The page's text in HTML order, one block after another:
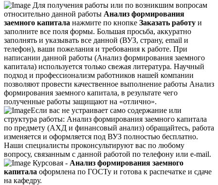
Для получения работы или по возникшим вопросам
относительно данной работы Анализ формирования
заемного капитала нажмите по кнопке Заказать работу и
заполните все поля формы. Большая просьба, аккуратно
заполнять и указывать все данной (ВУЗ, страну, email и
телефон), ваши пожелания и требования к работе. При
написании данной работы (Анализ формирования заемного
капитала) используется только свежая литература. Научный
подход и профессионализм работников нашей компании
позволяют провести качественное выполнение работы Анализ
формирования заемного капитала, в результате чего
полученные работы защищают на «отлично».
Если вас не устраивает само содержание или
структура работы: Анализ формирования заемного капитала
по предмету (АХД и финансовый анализ) обращайтесь, работа
изменяется и оформляется под ВУЗ полностью бесплатно.
Наши специалисты проконсультируют вас по любому
вопросу, связанным с данной работой по телефону или e-mail.
Курсовая - Анализ формирования заемного
капитала оформлена по ГОСТу и готова к распечатке и сдаче
на кафедру.